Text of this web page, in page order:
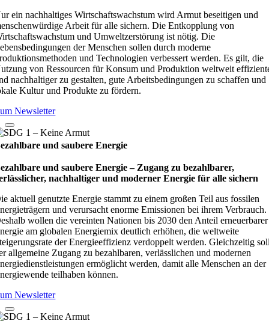
ein nachhaltiges Wirtschaftswachstum wird Armut beseitigen und
Arbeit für alle sichern. Die Entkopplung von
und Umweltzerstörung ist nötig. Die
der Menschen sollen durch moderne
und Technologien verbessert werden. Es gilt, die
von Ressourcen für Konsum und Produktion weltweit
nachhaltiger zu gestalten, gute Arbeitsbedingungen zu schaffen und
Kultur und Produkte zu fördern.
Newsletter
und saubere Energie
und saubere Energie – Zugang zu bezahlbarer,
nachhaltiger und moderner Energie für alle sichern
aktuell genutzte Energie stammt zu einem großen Teil aus fossilen
und verursacht enorme Emissionen bei ihrem Verbrauch.
wollen die vereinten Nationen bis 2030 den Anteil erneuerbarer
am globalen Energiemix deutlich erhöhen, die weltweite
der Energieeffizienz verdoppelt werden. Gleichzeitig
allgemeine Zugang zu bezahlbaren, verlässlichen und modernen
ermöglicht werden, damit alle Menschen an der
teilhaben können.
Newsletter